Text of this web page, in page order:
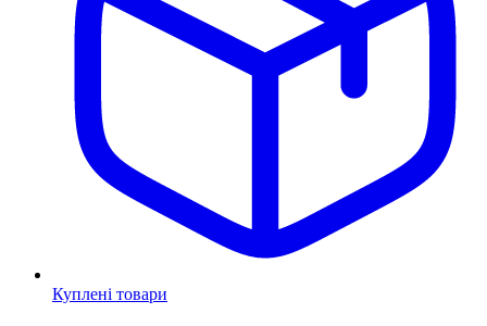
Куплені товари